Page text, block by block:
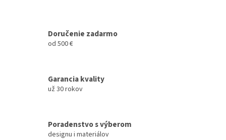
Doručenie zadarmo
od 500 €
Garancia kvality
už 30 rokov
Poradenstvo s výberom
designu i materiálov